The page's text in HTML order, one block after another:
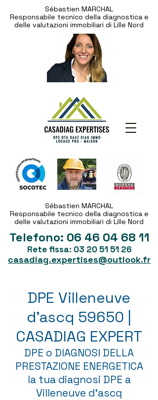
Sébastien MARCHAL
Responsabile tecnico della diagnostica e
delle valutazioni immobiliari di Lille Nord
Telefono: 06 46 04 68 11
Rete fissa: 03 20 51 51 26
casadiag.expertises@outlook.fr
Sébastien MARCHAL
Responsabile tecnico della diagnostica e
delle valutazioni immobiliari di Lille Nord
DPE Villeneuve
d'ascq 59650 |
CASADIAG EXPERT
DPE o DIAGNOSI DELLA
PRESTAZIONE ENERGETICA
la tua diagnosi DPE a
Villeneuve d'ascq